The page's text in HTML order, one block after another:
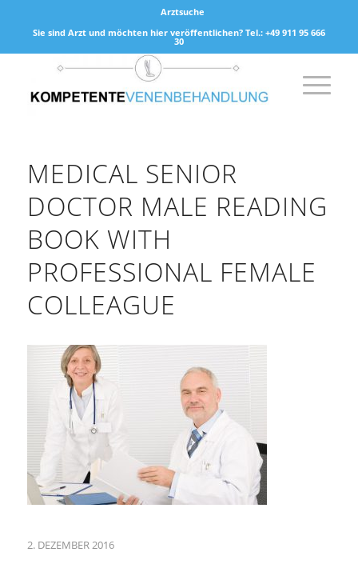
Arztsuche
Sie sind Arzt und möchten hier veröffentlichen? Tel.: +49 911 95 666
30
MEDICAL SENIOR
DOCTOR MALE READING
BOOK WITH
PROFESSIONAL FEMALE
COLLEAGUE
2. DEZEMBER 2016